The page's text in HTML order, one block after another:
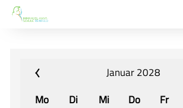
Neu hier?
Für Eltern und Schüler
Januar 2028
Mo
Di Mi Do Fr